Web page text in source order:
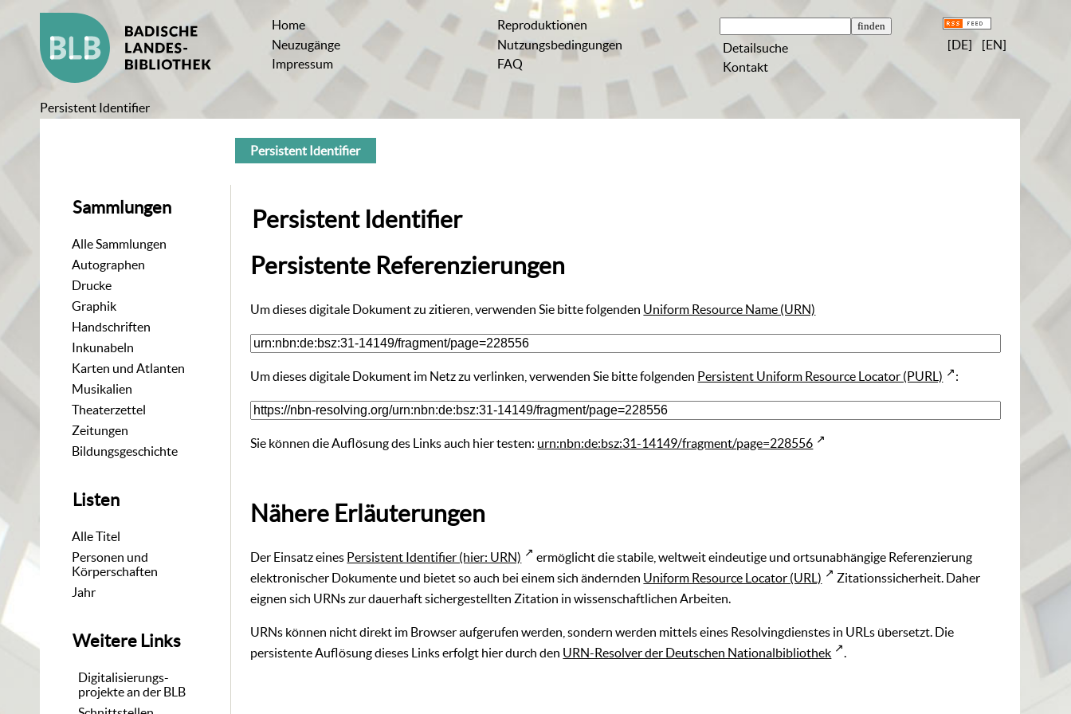
Home
Neuzugänge
Impressum
Reproduktionen
Nutzungsbedingungen
FAQ
Detailsuche
Kontakt
[DE] [EN]
Persistent Identifier
Sammlungen
Alle Sammlungen
Autographen
Drucke
Graphik
Handschriften
Inkunabeln
Karten und Atlanten
Musikalien
Theaterzettel
Zeitungen
Bildungsgeschichte
Listen
Alle Titel
Personen und
Körperschaften
Jahr
Weitere Links
Digitalisierungs-
projekte an der BLB
Persistent Identifier
Persistent Identifier
Persistente Referenzierungen
Um dieses digitale Dokument zu zitieren, verwenden Sie bitte folgenden Uniform Resource Name (URN)
Um dieses digitale Dokument im Netz zu verlinken, verwenden Sie bitte folgenden Persistent Uniform Resource Locator (PURL) :
Sie können die Auflösung des Links auch hier testen: urn:nbn:de:bsz:31-14149/fragment/page=228556
Nähere Erläuterungen
Der Einsatz eines Persistent Identifier (hier: URN)
ermöglicht die stabile, weltweit eindeutige und ortsunabhängige Referenzierung
elektronischer Dokumente und bietet so auch bei einem sich ändernden Uniform Resource Locator (URL)
Zitationssicherheit. Daher
eignen sich URNs zur dauerhaft sichergestellten Zitation in wissenschaftlichen Arbeiten.
URNs können nicht direkt im Browser aufgerufen werden, sondern werden mittels eines Resolvingdienstes in URLs übersetzt. Die
persistente Auflösung dieses Links erfolgt hier durch den URN-Resolver der Deutschen Nationalbibliothek